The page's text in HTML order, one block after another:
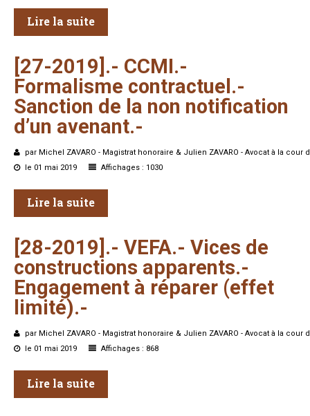
Lire la suite
[27-2019].- CCMI.-
Formalisme contractuel.-
Sanction de la non notification
d’un avenant.-
par Michel ZAVARO - Magistrat honoraire & Julien ZAVARO - Avocat à la cour
le 01 mai 2019
Affichages : 1030
Lire la suite
[28-2019].- VEFA.- Vices de
constructions apparents.-
Engagement à réparer (effet
limité).-
par Michel ZAVARO - Magistrat honoraire & Julien ZAVARO - Avocat à la cour
le 01 mai 2019
Affichages : 868
Lire la suite